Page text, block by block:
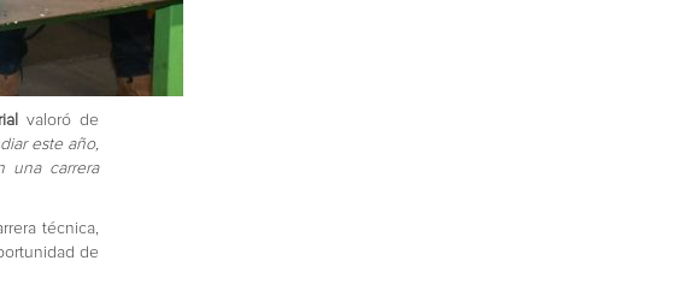
valoró de
este año,
una carrera
técnica,
de